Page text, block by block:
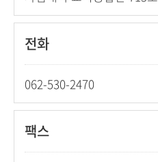
전화
062-530-2470
팩스